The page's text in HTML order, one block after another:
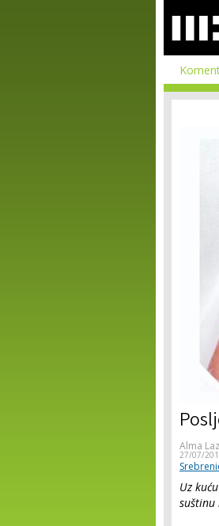
Alma
27/07/
Uz
suštinu